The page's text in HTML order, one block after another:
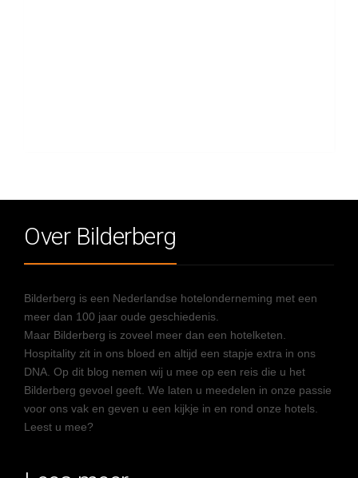
Over Bilderberg
Bilderberg is een Nederlandse hotelonderneming met een
meer dan 100 jaar oude geschiedenis.
Maar Bilderberg is zoveel meer dan een hotelketen.
Hospitality zit in ons bloed en altijd een stapje extra in ons
DNA. Op dit blog nemen wij u mee op een reis die u het
Bilderberg gevoel geeft. We laten u meedelen in onze passie
voor ons vak en geven u een kijkje in en rond onze hotels.
Leest u mee?